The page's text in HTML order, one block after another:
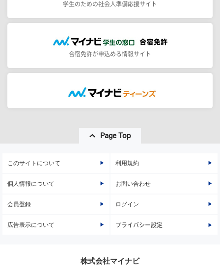
学生のための社会人準備応援サイト
合宿免許が申込める情報サイト
Page Top
このサイトについて 利用規約
個人情報について お問い合わせ
会員登録 ログイン
広告表示について プライバシー設定
株式会社マイナビ